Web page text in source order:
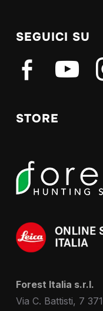
SEGUICI SU
facebook- youtube
STORE
Forest Italia s.r.l.
Via C. Battisti, 7